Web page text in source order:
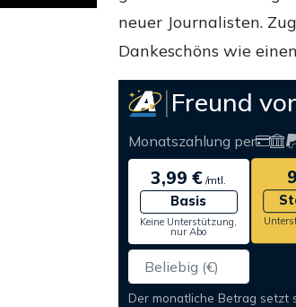
neuer Journalisten.
Dankeschöns wie
Freund
Monatszahlung per
3,99 € /mtl.
Basis
Keine Unterstützung,
nur Abo
Der monatliche Betrag setzt